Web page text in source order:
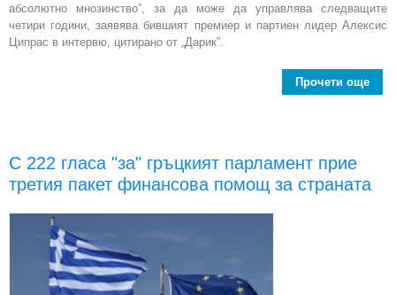
абсолютно мнозинство”, за да може да управлява следващите
четири години, заявява бившият премиер и партиен лидер Алексис
Ципрас в интервю, цитирано от „Дарик”.
Прочети още
С 222 гласа "за" гръцкият парламент прие
третия пакет финансова помощ за страната